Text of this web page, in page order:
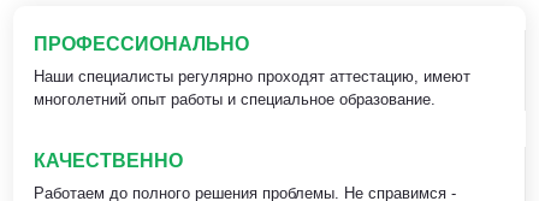
ПРОФЕССИОНАЛЬНО
Наши специалисты регулярно проходят аттестацию, имеют
многолетний опыт работы и специальное образование.
КАЧЕСТВЕННО
Работаем до полного решения проблемы. Не справимся -